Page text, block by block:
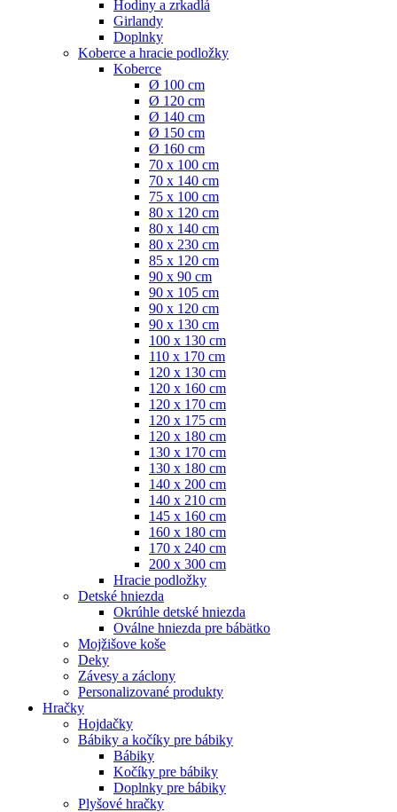
Hodiny a zrkadlá
Girlandy
Doplnky
Koberce a hracie podložky
Koberce
Ø 100 cm
Ø 120 cm
Ø 140 cm
Ø 150 cm
Ø 160 cm
70 x 100 cm
70 x 140 cm
75 x 100 cm
80 x 120 cm
80 x 140 cm
80 x 230 cm
85 x 120 cm
90 x 90 cm
90 x 105 cm
90 x 120 cm
90 x 130 cm
100 x 130 cm
110 x 170 cm
120 x 130 cm
120 x 160 cm
120 x 170 cm
120 x 175 cm
120 x 180 cm
130 x 170 cm
130 x 180 cm
140 x 200 cm
140 x 210 cm
145 x 160 cm
160 x 180 cm
170 x 240 cm
200 x 300 cm
Hracie podložky
Detské hniezda
Okrúhle detské hniezda
Oválne hniezda pre bábätko
Mojžišove koše
Deky
Závesy a záclony
Personalizované produkty
Hračky
Hojdačky
Bábiky a kočíky pre bábiky
Bábiky
Kočíky pre bábiky
Doplnky pre bábiky
Plyšové hračky